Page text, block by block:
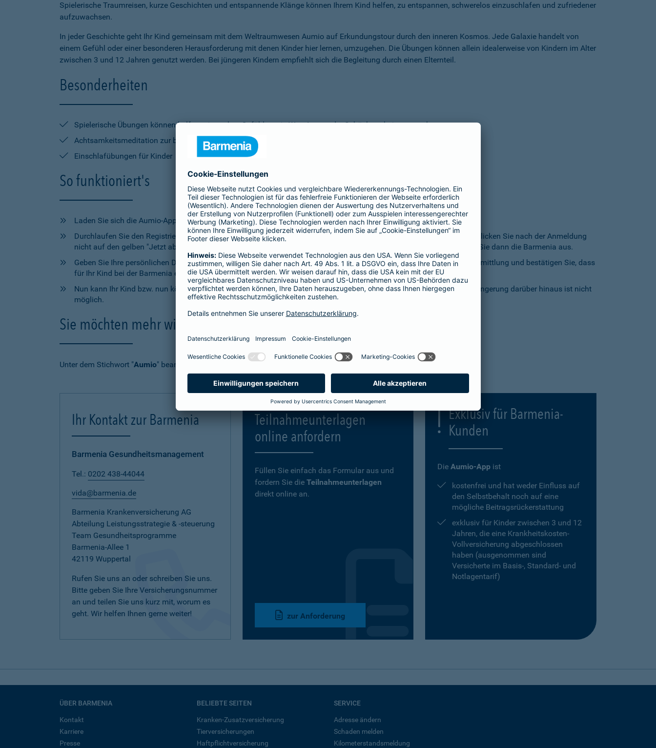
Spielerische Traumreisen, kurze Geschichten und entspannende Klänge können Ihrem Kind helfen, zu entspannen, schwerelos einzuschlafen und zufriedener
aufzuwachsen.
In jeder Geschichte geht Ihr Kind gemeinsam mit dem Weltraumwesen Aumio auf Erkundungstour durch den inneren Kosmos. Jede Galaxie handelt von
einem Gefühl oder einer besonderen Herausforderung mit denen Kinder hier lernen, umzugehen. Die Übungen können allein idealerweise von Kindern im Alter
zwischen 3 und 12 Jahren genutzt werden. Bei jüngeren Kindern empfiehlt sich die Begleitung durch einen Elternteil.
Besonderheiten
Spielerische Übungen können helfen mit starken Gefühlen wie Wut, Angst oder Schüchternheit umzugehen
Achtsamkeitsmeditation zur besseren Konzentration
Einschlafübungen für Kinder
So funktioniert's
Laden Sie sich die Aumio-App imApp StoreoderGoogle Play Storeherunter.
Durchlaufen Sie den Registrierungsprozess in der App und melden Sie sich anschließend mit Ihrer E-Mail-Adresse an. Klicken Sie nach der Anmeldung
nicht auf den gelben "Jetzt abonnieren" Button, sondern weiter unten auf "Zugang über Krankenversicherung". Wählen Sie dann die Barmenia aus.
Geben Sie Ihre persönlichen Daten inklusive Versicherungsnummer an, bestätigen Sie Ihr Einverständnis zur Datenübermittlung und bestätigen Sie, dass
für Ihr Kind bei der Barmenia eine Krankheitskostenvollversicherung besteht.
Nun kann Ihr Kind bzw. nun können Sie zusammen mit Ihrem Kind Aumio 12 Monate lang kostenlos nutzen. Eine Verlängerung darüber hinaus ist nicht
möglich.
Sie möchten mehr wissen?
Unter dem Stichwort "Aumio" beantworten wir gerne Ihre Fragen.
Ihr Kontakt zur Barmenia
Barmenia Gesundheitsmanagement
Tel.: 0202 438-44044
vida@barmenia.de
Barmenia Krankenversicherung AG
Abteilung Leistungsstrategie & -steuerung
Team Gesundheitsprogramme
Barmenia-Allee 1
42119 Wuppertal
Rufen Sie uns an oder schreiben Sie uns.
Bitte geben Sie Ihre Versicherungsnummer
an und teilen Sie uns kurz mit, worum es
geht. Wir helfen Ihnen gerne weiter!
Teilnahmeunterlagen
online anfordern
Füllen Sie einfach das Formular aus und
fordern Sie die Teilnahmeunterlagen
direkt online an.
zur Anforderung
Exklusiv für Barmenia-
Kunden
DieAumio-App ist
kostenfrei und hat weder Einfluss auf
den Selbstbehalt noch auf eine
mögliche Beitragsrückerstattung
exklusiv für Kinder zwischen 3 und 12
Jahren, die eine Krankheitskosten-
Vollversicherung abgeschlossen
haben (ausgenommen sind
Versicherte im Basis-, Standard- und
Notlagentarif)
ÜBER BARMENIA
Kontakt
Karriere
Presse
BELIEBTE SEITEN
Kranken-Zusatzversicherung
Tierversicherungen
Haftpflichtversicherung
SERVICE
Adresse ändern
Schaden melden
Kilometerstandsmeldung